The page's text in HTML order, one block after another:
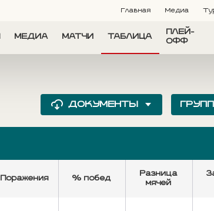
Главная Медиа
МЕДИА МАТЧИ ТАБЛИЦА
ПЛЕЙ-
ОФФ
ДОКУМЕНТЫ
Поражения % побед
Разница
мячей